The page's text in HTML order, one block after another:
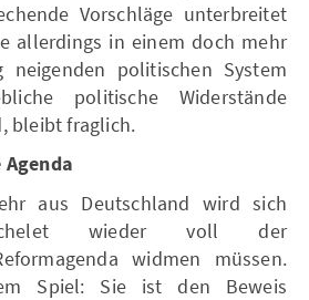
Vorschläge unterbreitet
allerdings in einem doch mehr
neigenden politischen System
politische Widerstände
bleibt fraglich.
aus Deutschland wird sich
wieder voll der
widmen müssen.
Spiel: Sie ist den Beweis